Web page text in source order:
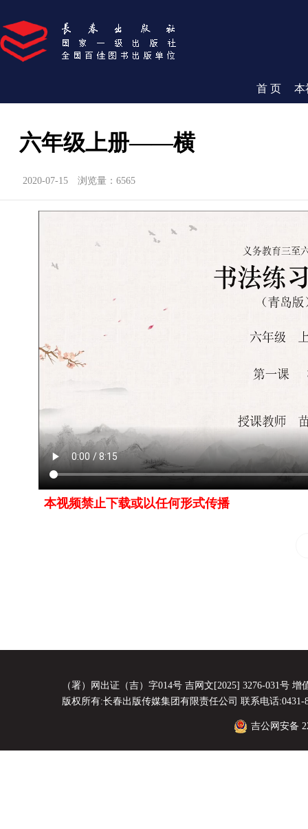
首 页 本
六年级上册——横
2020-07-15 浏览量：6565
本视频禁止下载或以任何形式传播
（署）网出证（吉）字014号 吉网文[2025] 3276-031号
版权所有:长春出版传媒集团有限责任公司 联系电话:0431-
吉公网安备